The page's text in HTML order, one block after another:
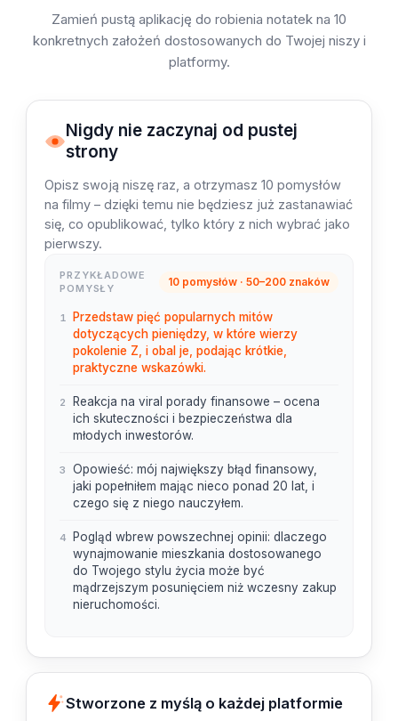
Zamień pustą aplikację do robienia notatek na 10
konkretnych założeń dostosowanych do Twojej niszy i
platformy.
Nigdy nie zaczynaj od pustej
strony
Opisz swoją niszę raz, a otrzymasz 10 pomysłów
na filmy – dzięki temu nie będziesz już zastanawiać
się, co opublikować, tylko który z nich wybrać jako
pierwszy.
PRZYKŁADOWE
POMYSŁY
10 pomysłów · 50–200 znaków
1
Przedstaw pięć popularnych mitów
dotyczących pieniędzy, w które wierzy
pokolenie Z, i obal je, podając krótkie,
praktyczne wskazówki.
2
Reakcja na viral porady finansowe – ocena
ich skuteczności i bezpieczeństwa dla
młodych inwestorów.
3
Opowieść: mój największy błąd finansowy,
jaki popełniłem mając nieco ponad 20 lat, i
czego się z niego nauczyłem.
4
Pogląd wbrew powszechnej opinii: dlaczego
wynajmowanie mieszkania dostosowanego
do Twojego stylu życia może być
mądrzejszym posunięciem niż wczesny zakup
nieruchomości.
Stworzone z myślą o każdej platformie